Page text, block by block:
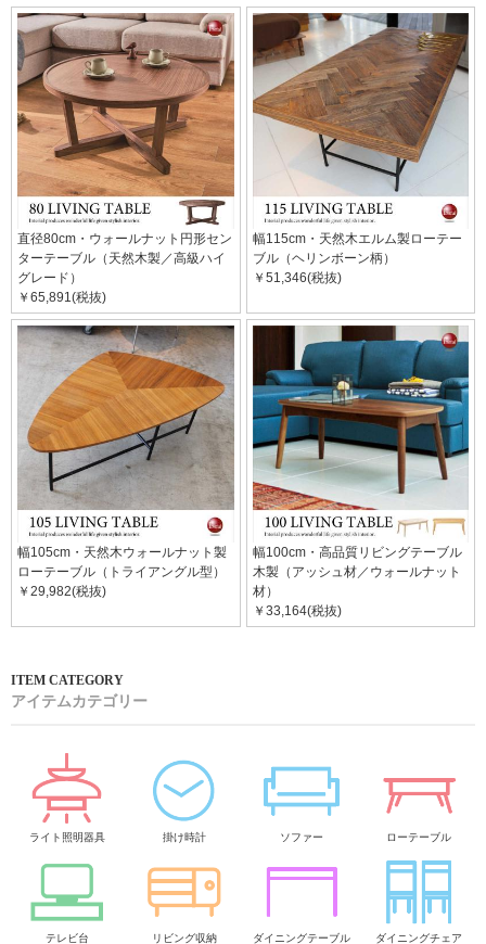
直径80cm・ウォールナット円形セン
ターテーブル（天然木製／高級ハイ
グレード）
￥65,891(税抜)
幅115cm・天然木エルム製ローテー
ブル（ヘリンボーン柄）
￥51,346(税抜)
幅105cm・天然木ウォールナット製
ローテーブル（トライアングル型）
￥29,982(税抜)
幅100cm・高品質リビングテーブル
木製（アッシュ材／ウォールナット
材）
￥33,164(税抜)
アイテムカテゴリー
ライト照明器具 掛け時計 ソファー ローテーブル
テレビ台 リビング収納 ダイニングテーブル ダイニングチェア